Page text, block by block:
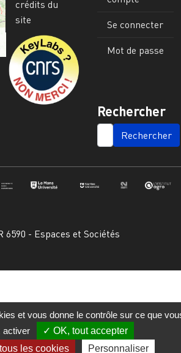
crédits du
site
Image
Se connecter
Mot de passe
Rechercher
SEARCH
6590 - Espaces et Sociétés
et vous donne le contrôle sur ce que
activer
OK, tout accepter
les cookies
Personnaliser